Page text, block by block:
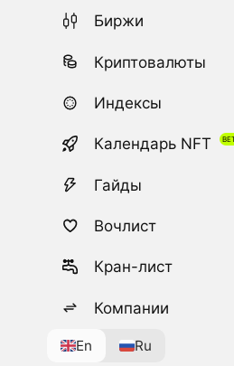
Биржи
Криптовалюты
Индексы
Календарь NFT
Гайды
Вочлист
Кран-лист
Компании
En Ru